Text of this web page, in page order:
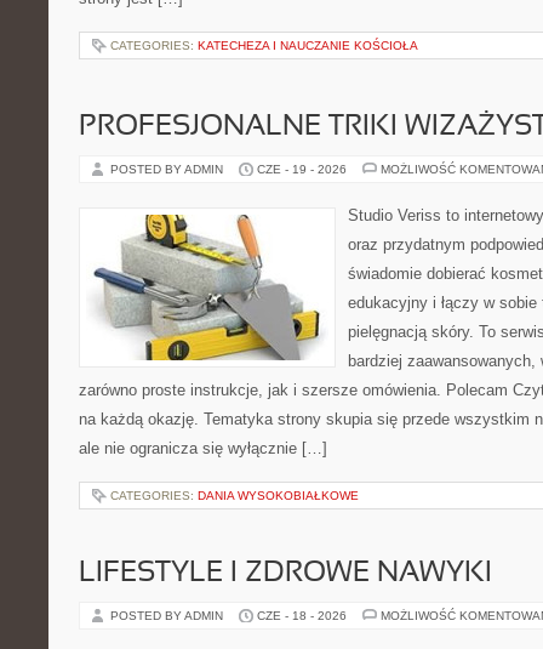
CATEGORIES: KATECHEZA I NAUCZANIE KOŚCIOŁA
PROFESJONALNE TRIKI
POSTED BY ADMIN CZE - 19 - 2026 MOŻLIWOŚĆ
Studio Veriss to
oraz przydatnym
świadomie dobierać
edukacyjny i łączy w
pielęgnacją skóry. To
bardziej
zarówno proste instrukcje, jak i szersze omówienia. Polecam
na każdą okazję. Tematyka strony skupia się przede wszystkim
ale nie ogranicza się wyłącznie […]
CATEGORIES: DANIA WYSOKOBIAŁKOWE
LIFESTYLE I ZDROWE NAWYKI
POSTED BY ADMIN CZE - 18 - 2026 MOŻLIWOŚĆ